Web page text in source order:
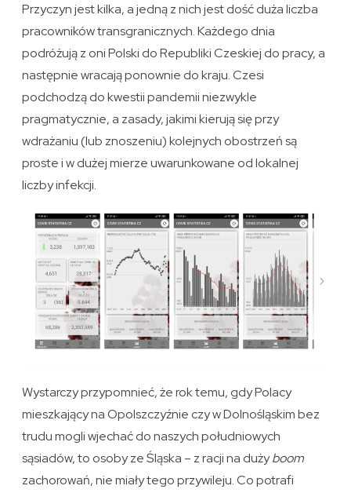
Przyczyn jest kilka, a jedną z nich jest dość duża liczba
pracowników transgranicznych. Każdego dnia
podróżują z oni Polski do Republiki Czeskiej do pracy, a
następnie wracają ponownie do kraju. Czesi
podchodzą do kwestii pandemii niezwykle
pragmatycznie, a zasady, jakimi kierują się przy
wdrażaniu (lub znoszeniu) kolejnych obostrzeń są
proste i w dużej mierze uwarunkowane od lokalnej
liczby infekcji.
Wystarczy przypomnieć, że rok temu, gdy Polacy
mieszkający na Opolszczyźnie czy w Dolnośląskim bez
trudu mogli wjechać do naszych południowych
sąsiadów, to osoby ze Śląska – z racji na dużyboom
zachorowań, nie miały tego przywileju. Co potrafi